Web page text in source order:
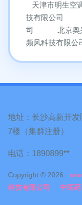
天津市明生空
技有限公司
司
北京奥
频风科技有限公
地址：长沙高新开
7楼（集群注册）
电话：1890899**
Copyright © 2026
科技有限公司
中医药